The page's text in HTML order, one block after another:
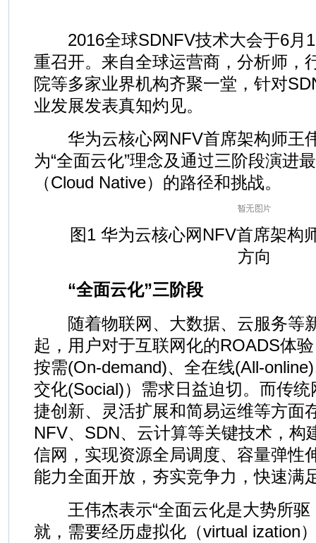
2016全球SDNFV技术大会于6月1
重召开。来自全球运营商，分析师，
院等多家业界机构齐聚一堂，针对
业发展发表真知灼见。
华为云核心网NFV首席架构师王
为“全面云化”理念及通过三阶段演进
（Cloud Native）的路径和挑战。
图1 华为云核心网NFV首席架构
方向
“全面云化”三阶段
随着物联网、大数据、云服务等
起，用户对于互联网化的ROADS体
按需(On-demand)、全在线(All-
交化(Social)）需求日益迫切。而传
捷创新、灵活扩展和简易运维等方面
NFV、SDN、云计算等关键技术，构
信网，实现资源全局调度、容量弹性
能力全面开放，夯实竞争力，快速满
王伟杰表示“全面云化是大势所驱
就，需要经历虚拟化（virtual ization